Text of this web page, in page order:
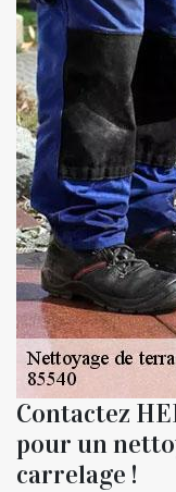
Contactez
pour un
carrelage !